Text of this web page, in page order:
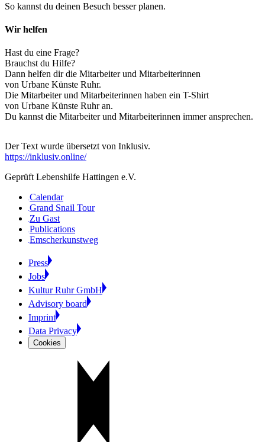
So kannst du deinen Besuch besser planen.
Wir helfen
Hast du eine Frage?
Brauchst du Hilfe?
Dann helfen dir die Mitarbeiter und Mitarbeiterinnen
von Urbane Künste Ruhr.
Die Mitarbeiter und Mitarbeiterinnen haben ein T-Shirt
von Urbane Künste Ruhr an.
Du kannst die Mitarbeiter und Mitarbeiterinnen immer ansprechen.
Der Text wurde übersetzt von Inklusiv.
https://inklusiv.online/
Geprüft Lebenshilfe Hattingen e.V.
Calendar
Grand Snail Tour
Zu Gast
Publications
Emscherkunstweg
Press
Jobs
Kultur Ruhr GmbH
Advisory board
Imprint
Data Privacy
Cookies